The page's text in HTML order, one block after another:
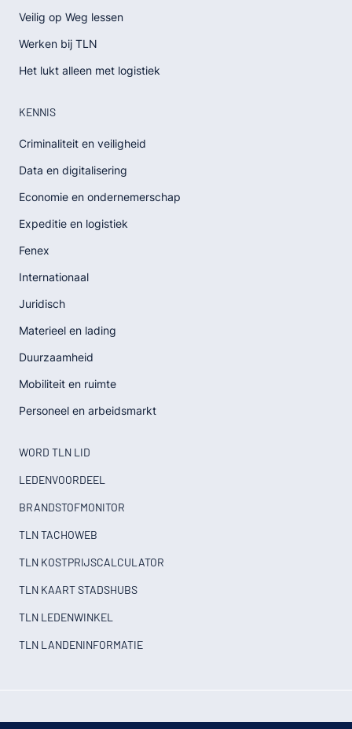
Veilig op Weg lessen
Werken bij TLN
Het lukt alleen met logistiek
KENNIS
Criminaliteit en veiligheid
Data en digitalisering
Economie en ondernemerschap
Expeditie en logistiek
Fenex
Internationaal
Juridisch
Materieel en lading
Duurzaamheid
Mobiliteit en ruimte
Personeel en arbeidsmarkt
WORD TLN LID
LEDENVOORDEEL
BRANDSTOFMONITOR
TLN TACHOWEB
TLN KOSTPRIJSCALCULATOR
TLN KAART STADSHUBS
TLN LEDENWINKEL
TLN LANDENINFORMATIE